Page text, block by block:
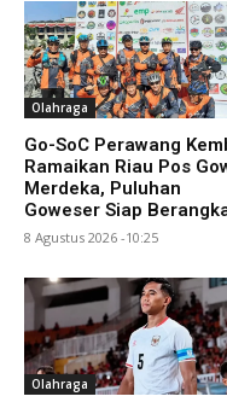
Olahraga
Go-SoC Perawang
Ramaikan Riau Pos
Merdeka, Puluhan
Goweser Siap
8 Agustus 2026 -10:25
Olahraga